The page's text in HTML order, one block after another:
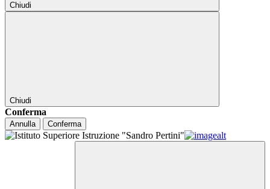
Chiudi
Chiudi
Conferma
Annulla Conferma